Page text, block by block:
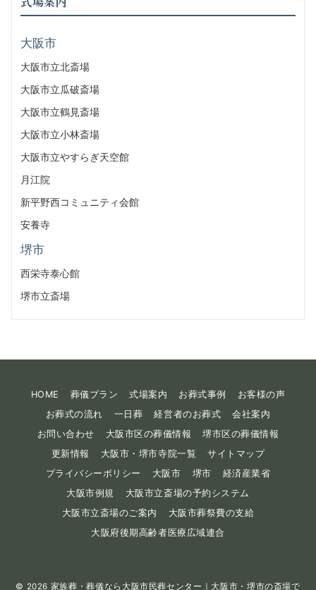
大阪市
大阪市立北斎場
大阪市立瓜破斎場
大阪市立鶴見斎場
大阪市立小林斎場
大阪市立やすらぎ天空館
月江院
新平野西コミュニティ会館
安養寺
堺市
西栄寺泰心館
堺市立斎場
HOME 葬儀プラン 式場案内 お葬式事例
お客様の声
お葬式の流れ
一日葬 経営者のお葬式
会社案内
お問い合わせ
大阪市区の葬儀情報
堺市区の葬儀情報
更新情報
大阪市・堺市寺院一覧
サイトマップ
プライバシーポリシー
大阪市 堺市
経済産業省
大阪市例規
大阪市立斎場の予約システム
大阪市立斎場のご案内
大阪市葬祭費の支給
大阪府後期高齢者医療広域連合
© 2026 家族葬・葬儀なら大阪市民葬センター｜大阪市・堺市の斎場で